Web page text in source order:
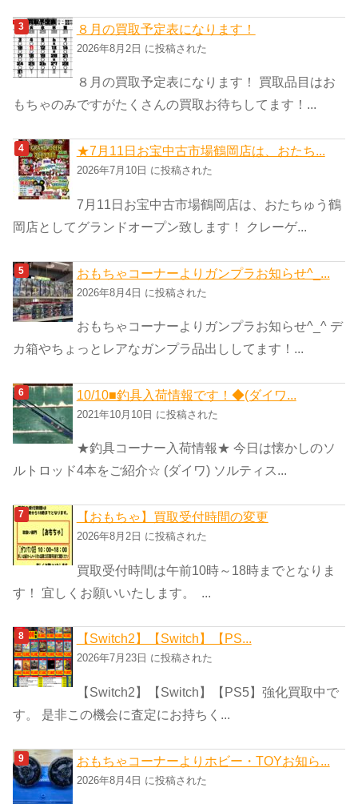
８月の買取予定表になります！
2026年8月2日 に投稿された
８月の買取予定表になります！ 買取品目はお
もちゃのみですがたくさんの買取お待ちしてます！...
★7月11日お宝中古市場鶴岡店は、おたち...
2026年7月10日 に投稿された
7月11日お宝中古市場鶴岡店は、おたちゅう鶴
岡店としてグランドオープン致します！ クレーゲ...
おもちゃコーナーよりガンプラお知らせ^_...
2026年8月4日 に投稿された
おもちゃコーナーよりガンプラお知らせ^_^ デ
カ箱やちょっとレアなガンプラ品出ししてます！...
10/10■釣具入荷情報です！◆(ダイワ...
2021年10月10日 に投稿された
★釣具コーナー入荷情報★ 今日は懐かしのソ
ルトロッド4本をご紹介☆ (ダイワ) ソルティス...
【おもちゃ】買取受付時間の変更
2026年8月2日 に投稿された
買取受付時間は午前10時～18時までとなりま
す！ 宜しくお願いいたします。 ...
【Switch2】【Switch】【PS...
2026年7月23日 に投稿された
【Switch2】【Switch】【PS5】強化買取中で
す。 是非この機会に査定にお持ちく...
おもちゃコーナーよりホビー・TOYお知ら...
2026年8月4日 に投稿された